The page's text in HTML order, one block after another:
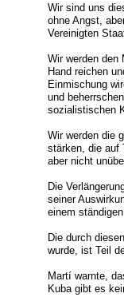
Wir sind uns
ohne Angst,
Vereinigten
Wir werden den
Hand reichen
Einmischung
und
sozialistischen
Wir werden die
stärken, die auf
aber nicht
Die
seiner
einem
Die durch
wurde, ist Teil
Martí warnte,
Kuba gibt es